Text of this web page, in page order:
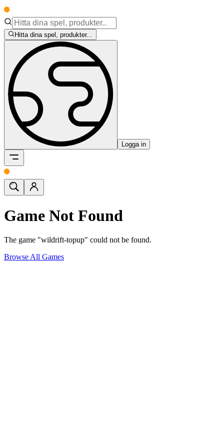
Hitta dina spel, produkter...
Logga in
Game Not Found
The game "wildrift-topup" could not be found.
Browse All Games